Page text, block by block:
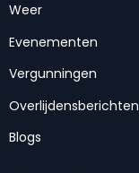
Weer
Evenementen
Vergunningen
Overlijdensberichten
Blogs